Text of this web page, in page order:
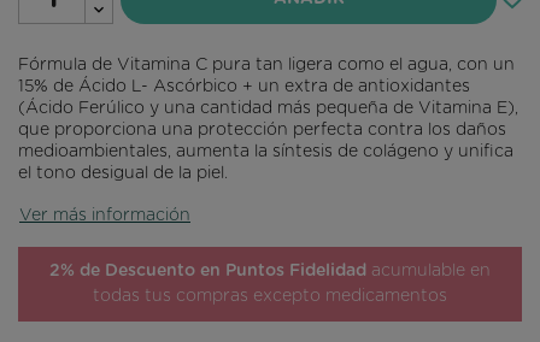
Fórmula de Vitamina C pura tan ligera como el agua, con un
15% de Ácido L- Ascórbico + un extra de antioxidantes
(Ácido Ferúlico y una cantidad más pequeña de Vitamina E),
que proporciona una protección perfecta contra los daños
medioambientales, aumenta la síntesis de colágeno y unifica
el tono desigual de la piel.
Ver más información
2% de Descuento en Puntos Fidelidad acumulable en
todas tus compras excepto medicamentos